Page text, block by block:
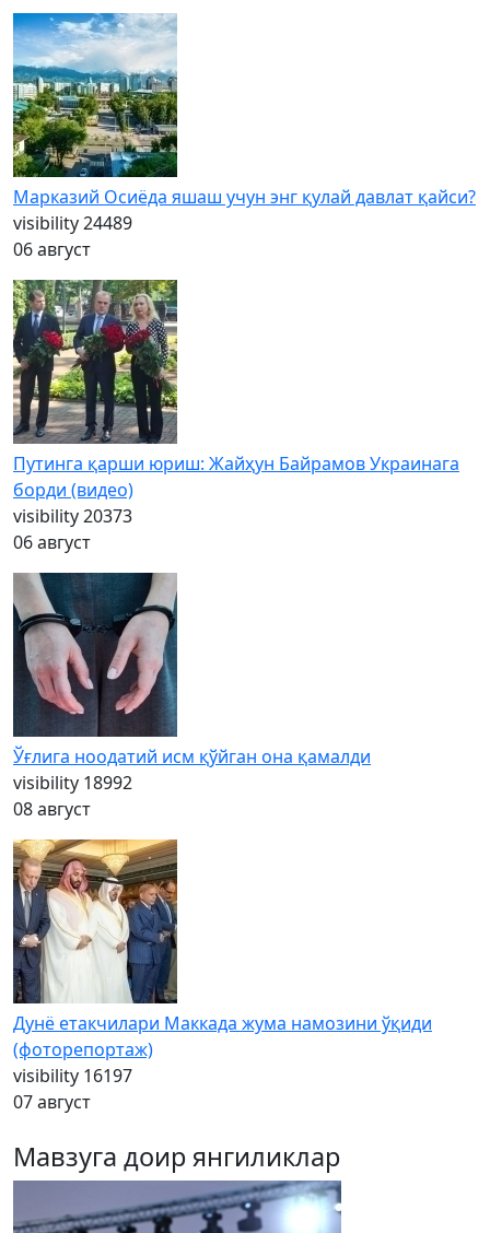
Марказий Осиёда яшаш учун энг қулай давлат қайси?
visibility24489
06 август
Путинга қарши юриш: Жайҳун Байрамов Украинага
борди (видео)
visibility20373
06 август
Ўғлига ноодатий исм қўйган она қамалди
visibility 18992
08 август
Дунё етакчилари Маккада жума намозини ўқиди
(фоторепортаж)
visibility 16197
07 август
Мавзуга доир янгиликлар